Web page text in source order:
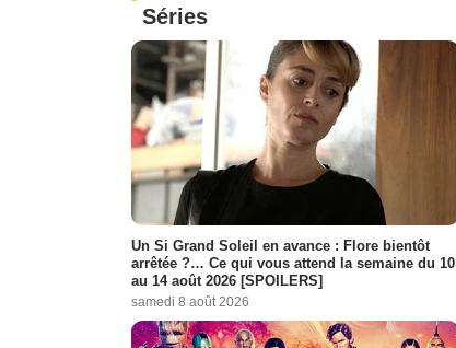
Séries
Un Si Grand Soleil en avance : Flore bientôt
arrêtée ?… Ce qui vous attend la semaine du 10
au 14 août 2026 [SPOILERS]
samedi 8 août 2026